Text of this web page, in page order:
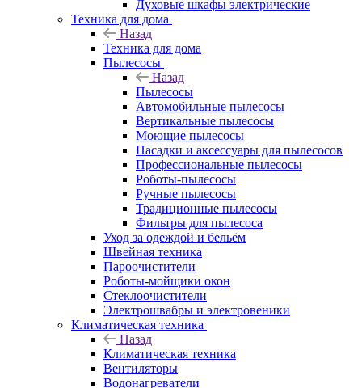
Духовые шкафы электрические
Техника для дома
Назад
Техника для дома
Пылесосы
Назад
Пылесосы
Автомобильные пылесосы
Вертикальные пылесосы
Моющие пылесосы
Насадки и аксессуары для пылесосов
Профессиональные пылесосы
Роботы-пылесосы
Ручные пылесосы
Традиционные пылесосы
Фильтры для пылесоса
Уход за одеждой и бельём
Швейная техника
Пароочистители
Роботы-мойщики окон
Стеклоочистители
Электрошвабры и электровеники
Климатическая техника
Назад
Климатическая техника
Вентиляторы
Водонагреватели